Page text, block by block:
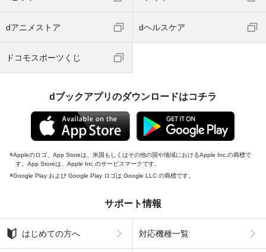
dアニメストア dヘルスケア
ドコモスポーツくじ
dブックアプリのダウンロードはコチラ
Appleのロゴ、App Storeは、米国もしくはその他の国や地域におけるApple Inc.の商標で
す。App Storeは、Apple Inc.のサービスマークです。
Google Play および Google Play ロゴは Google LLC の商標です。
サポート情報
はじめての方へ 対応機種一覧